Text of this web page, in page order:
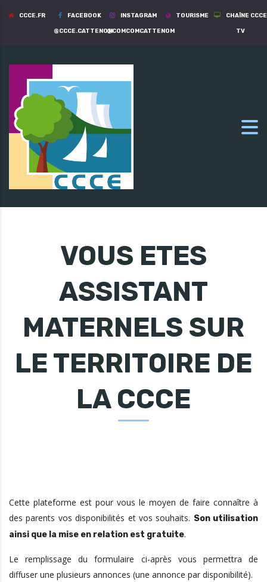
CCCE.FR FACEBOOK
@CCCE.CATTENOM
INSTAGRAM
@COMCOMCATTENOM
TOURISME CHAÎNE CCCE
TV
VOUS ETES
ASSISTANT
MATERNELS SUR
LE TERRITOIRE DE
LA CCCE
Cette plateforme est pour vous le moyen de faire connaître à
des parents vos disponibilités et vos souhaits. Son utilisation
ainsi que la mise en relation est gratuite.
Le remplissage du formulaire ci-après vous permettra de
diffuser une plusieurs annonces (une annonce par disponibilité).